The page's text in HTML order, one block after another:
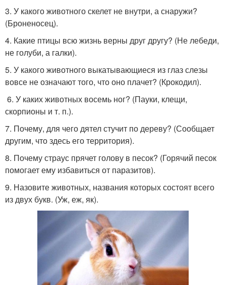
3. У какого животного скелет не внутри, а снаружи?
(Броненосец).
4. Какие птицы всю жизнь верны друг другу? (Не лебеди,
не голуби, а галки).
5. У какого животного выкатывающиеся из глаз слезы
вовсе не означают того, что оно плачет? (Крокодил).
6. У каких животных восемь ног? (Пауки, клещи,
скорпионы и т. п.).
7. Почему, для чего дятел стучит по дереву? (Сообщает
другим, что здесь его территория).
8. Почему страус прячет голову в песок? (Горячий песок
помогает ему избавиться от паразитов).
9. Назовите животных, названия которых состоят всего
из двух букв. (Уж, еж, як).